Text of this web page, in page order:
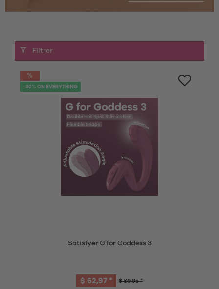
Filtrer
-30% ON EVERYTHING
Satisfyer G for Goddess 3
$ 89,95 *
$ 62,97 *